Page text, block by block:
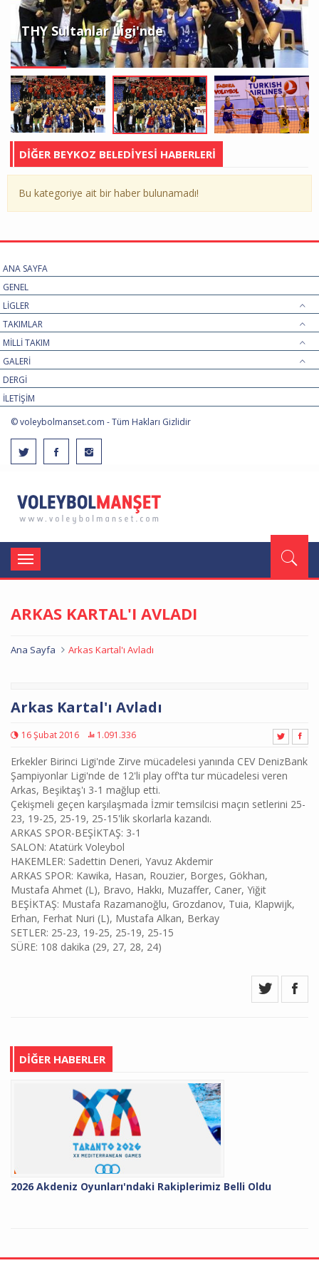
THY Sultanlar Ligi'nde
DİĞER BEYKOZ BELEDİYESİ HABERLERİ
Bu kategoriye ait bir haber bulunamadı!
ANA SAYFA
GENEL
LİGLER
TAKIMLAR
MİLLİ TAKIM
GALERİ
DERGİ
İLETİŞİM
© voleybolmanset.com - Tüm Hakları Gizlidir
Toggle
navigation
ARKAS KARTAL'I AVLADI
Ana Sayfa Arkas Kartal'ı Avladı
Arkas Kartal'ı Avladı
16 Şubat 2016 1.091.336
Erkekler Birinci Ligi'nde Zirve mücadelesi yanında CEV DenizBank
Şampiyonlar Ligi'nde de 12'li play off'ta tur mücadelesi veren
Arkas, Beşiktaş'ı 3-1 mağlup etti.
Çekişmeli geçen karşılaşmada İzmir temsilcisi maçın setlerini 25-
23, 19-25, 25-19, 25-15'lik skorlarla kazandı.
ARKAS SPOR-BEŞİKTAŞ: 3-1
SALON: Atatürk Voleybol
HAKEMLER: Sadettin Deneri, Yavuz Akdemir
ARKAS SPOR: Kawika, Hasan, Rouzier, Borges, Gökhan,
Mustafa Ahmet (L), Bravo, Hakkı, Muzaffer, Caner, Yiğit
BEŞİKTAŞ: Mustafa Razamanoğlu, Grozdanov, Tuia, Klapwijk,
Erhan, Ferhat Nuri (L), Mustafa Alkan, Berkay
SETLER: 25-23, 19-25, 25-19, 25-15
SÜRE: 108 dakika (29, 27, 28, 24)
DİĞER HABERLER
2026 Akdeniz Oyunları'ndaki Rakiplerimiz Belli Oldu